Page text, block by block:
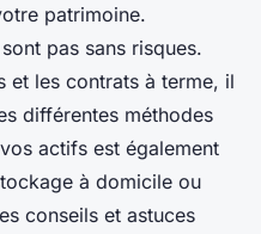
patrimoine.
pas sans risques.
et les contrats à terme, il
différentes méthodes
actifs est également
à domicile ou
conseils et astuces